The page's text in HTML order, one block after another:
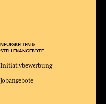
NEUIGKEITEN &
STELLENANGEBOTE
Initiativbewerbung
Jobangebote